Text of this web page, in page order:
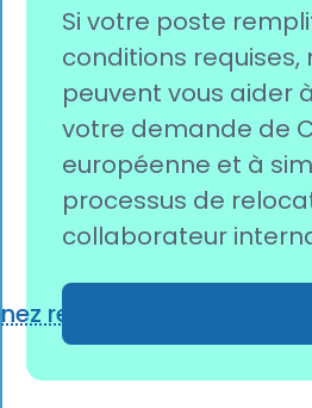
Si votre poste
conditions requises,
peuvent vous aider
votre demande de
européenne et à
processus de
collaborateur
rendez-vous pour